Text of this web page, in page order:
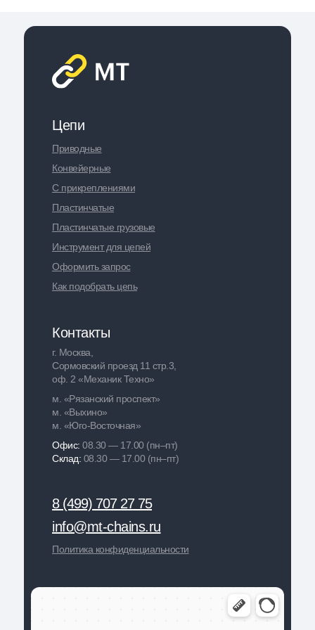
Цепи
Контакты
Приводные
Конвейерные
С прикреплениями
Пластинчатые
Пластинчатые грузовые
Инструмент для цепей
Оформить запрос
Как подобрать цепь
г. Москва,
Сормовский проезд 11 стр.3,
оф. 2 «Механик Техно»
м. «Рязанский проспект»
м. «Выхино»
м. «Юго-Восточная»
Офис: 08.30 — 17.00 (пн–пт)
Склад: 08.30 — 17.00 (пн–пт)
8 (499) 707 27 75
info@mt-chains.ru
Политика конфиденциальности